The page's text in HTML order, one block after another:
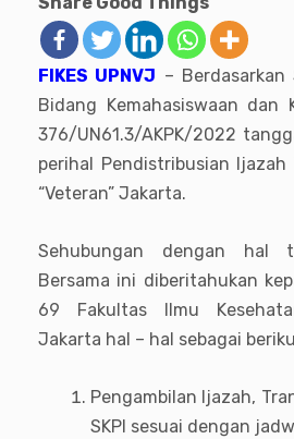
FIKES UPNVJ – Berdasarkan
Bidang Kemahasiswaan dan
376/UN61.3/AKPK/2022
perihal Pendistribusian Ijazah
“Veteran” Jakarta.
Sehubungan dengan hal
Bersama ini diberitahukan
69 Fakultas Ilmu
Jakarta hal – hal sebagai
Pengambilan Ijazah,
SKPI sesuai dengan